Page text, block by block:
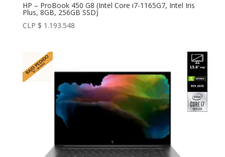
HP – ProBook 450 G8 (Intel Core i7-1165G7, Intel Iris
Plus, 8GB, 256GB SSD)
CLP $ 1.193.548